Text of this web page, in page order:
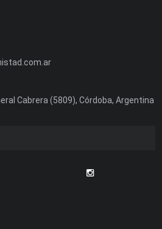
Cabrera (5809), Córdoba, Argentina